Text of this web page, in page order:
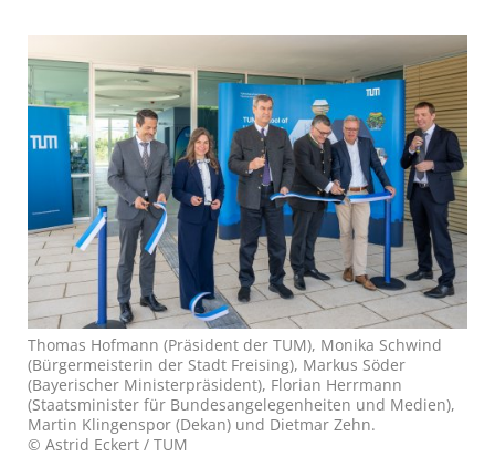
Thomas Hofmann (Präsident der TUM), Monika Schwind
(Bürgermeisterin der Stadt Freising), Markus Söder
(Bayerischer Ministerpräsident), Florian Herrmann
(Staatsminister für Bundesangelegenheiten und Medien),
Martin Klingenspor (Dekan) und Dietmar Zehn.
© Astrid Eckert / TUM